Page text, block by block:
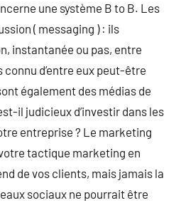
une système B to B. Les
( messaging ) : ils
instantanée ou pas, entre
d’entre eux peut-être
également des médias de
il judicieux d’investir dans les
entreprise ? Le marketing
tactique marketing en
de vos clients, mais jamais la
sociaux ne pourrait être